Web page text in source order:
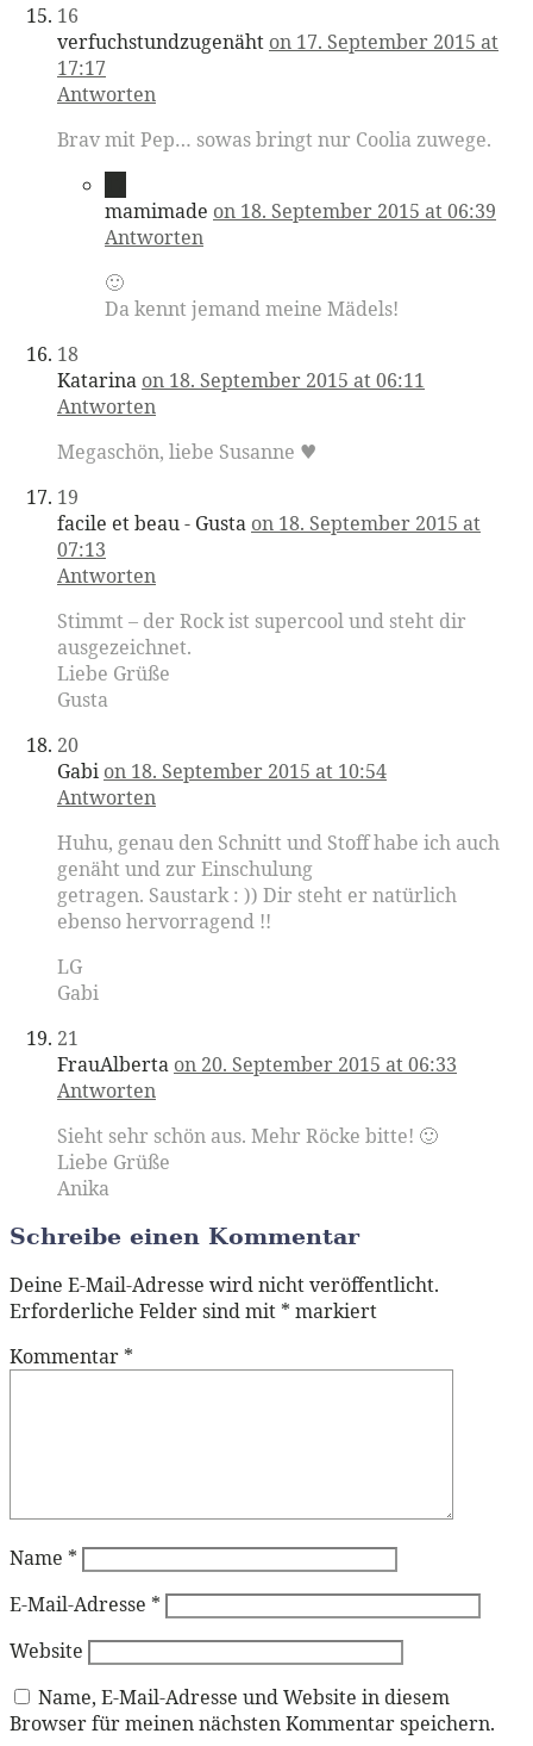
16
verfuchstundzugenäht on 17. September 2015 at
17:17
Antworten
Brav mit Pep… sowas bringt nur Coolia zuwege.
mamimade on 18. September 2015 at 06:39
Antworten
🙂
Da kennt jemand meine Mädels!
18
Katarina on 18. September 2015 at 06:11
Antworten
Megaschön, liebe Susanne ♥
19
facile et beau - Gusta on 18. September 2015 at
07:13
Antworten
Stimmt – der Rock ist supercool und steht dir
ausgezeichnet.
Liebe Grüße
Gusta
20
Gabi on 18. September 2015 at 10:54
Antworten
Huhu, genau den Schnitt und Stoff habe ich auch
genäht und zur Einschulung
getragen. Saustark : )) Dir steht er natürlich
ebenso hervorragend !!
LG
Gabi
21
FrauAlberta on 20. September 2015 at 06:33
Antworten
Sieht sehr schön aus. Mehr Röcke bitte! 🙂
Liebe Grüße
Anika
Schreibe einen Kommentar
Deine E-Mail-Adresse wird nicht veröffentlicht.
Erforderliche Felder sind mit * markiert
Kommentar *
Name *
E-Mail-Adresse *
Website
Name, E-Mail-Adresse und Website in diesem
Browser für meinen nächsten Kommentar speichern.